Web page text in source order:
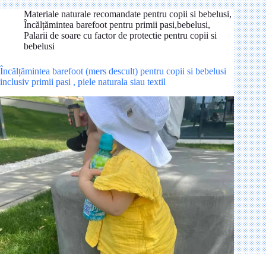
Materiale naturale recomandate pentru copii si bebelusi,
Încălțămintea barefoot pentru primii pasi,bebelusi,
Palarii de soare cu factor de protectie pentru copii si
bebelusi
Încălțămintea barefoot (mers descult) pentru copii si bebelusi
inclusiv primii pasi , piele naturala siau textil